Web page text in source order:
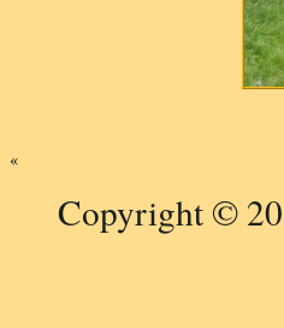
«
Copyright ©